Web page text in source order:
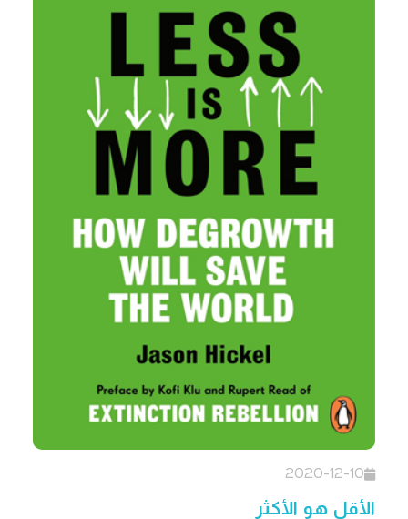
2020-12-10
الأقل هو الأكثر